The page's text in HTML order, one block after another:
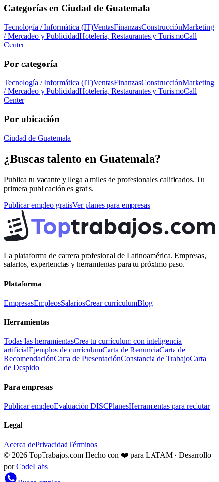
Categorías en Ciudad de Guatemala
Tecnología / Informática (IT)VentasFinanzasConstrucciónMarketing
/ Mercadeo y PublicidadHotelería, Restaurantes y TurismoCall
Center
Por categoría
Tecnología / Informática (IT)VentasFinanzasConstrucciónMarketing
/ Mercadeo y PublicidadHotelería, Restaurantes y TurismoCall
Center
Por ubicación
Ciudad de Guatemala
¿Buscas talento en Guatemala?
Publica tu vacante y llega a miles de profesionales calificados. Tu
primera publicación es gratis.
Publicar empleo gratisVer planes para empresas
La plataforma de carrera profesional de Latinoamérica. Empresas,
salarios, experiencias y herramientas para tu próximo paso.
Plataforma
EmpresasEmpleosSalariosCrear currículumBlog
Herramientas
Todas las herramientasCrea tu currículum con inteligencia
artificialEjemplos de currículumCarta de RenunciaCarta de
RecomendaciónCarta de PresentaciónConstancia de TrabajoCarta
de Despido
Para empresas
Publicar empleoEvaluación DISCPlanesHerramientas para reclutar
Legal
Acerca dePrivacidadTérminos
© 2026 TopTrabajos.com Hecho con ❤️ para LATAM · Desarrollo
por CodeLabs